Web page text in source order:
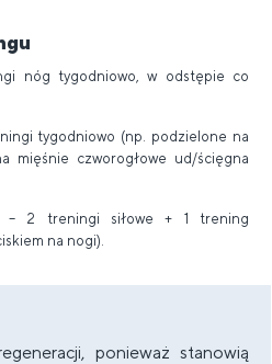
nóg tygodniowo, w odstępie co
tygodniowo (np. podzielone na
mięśnie czworogłowe ud/ścięgna
2 treningi siłowe + 1 trening
na nogi).
ponieważ stanowią